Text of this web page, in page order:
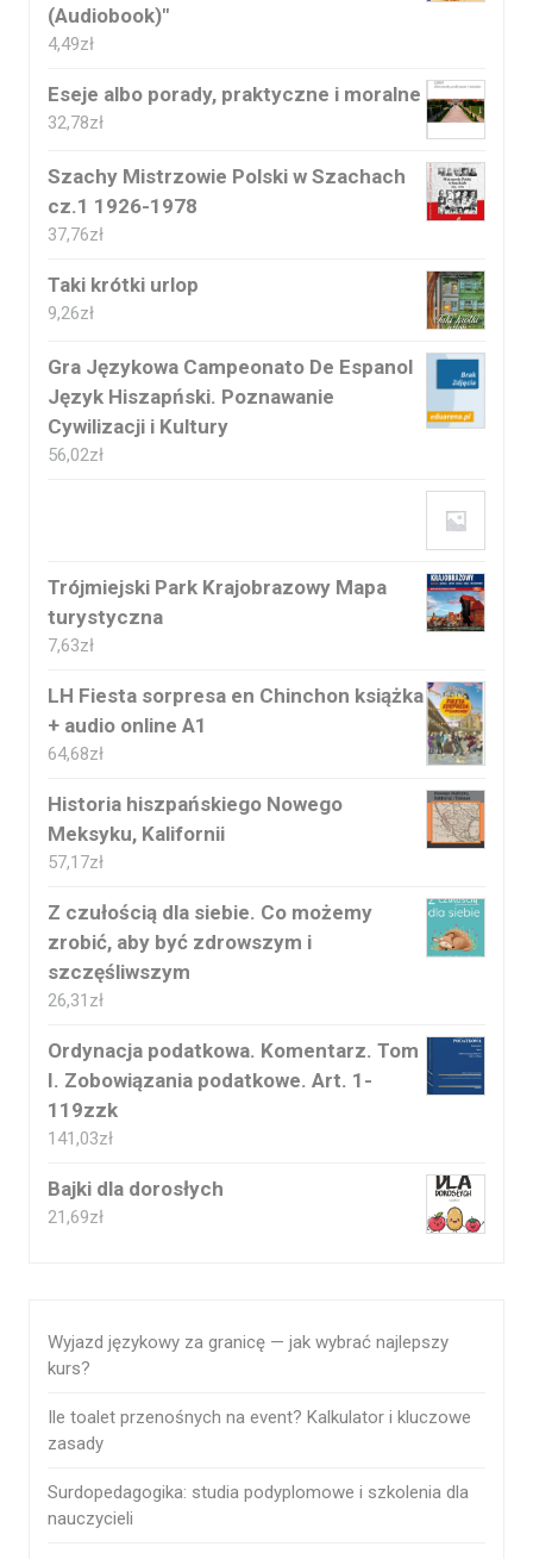
(Audiobook)"
4,49zł
Eseje albo porady, praktyczne i moralne
32,78zł
Szachy Mistrzowie Polski w Szachach
cz.1 1926-1978
37,76zł
Taki krótki urlop
9,26zł
Gra Językowa Campeonato De Espanol
Język Hiszapński. Poznawanie
Cywilizacji i Kultury
56,02zł
Trójmiejski Park Krajobrazowy Mapa
turystyczna
7,63zł
LH Fiesta sorpresa en Chinchon książka
+ audio online A1
64,68zł
Historia hiszpańskiego Nowego
Meksyku, Kalifornii
57,17zł
Z czułością dla siebie. Co możemy
zrobić, aby być zdrowszym i
szczęśliwszym
26,31 zł
Ordynacja podatkowa. Komentarz. Tom
I. Zobowiązania podatkowe. Art. 1-
119zzk
141,03zł
Bajki dla dorosłych
21,69zł
Wyjazd językowy za granicę — jak wybrać najlepszy
kurs?
Ile toalet przenośnych na event? Kalkulator i kluczowe
zasady
Surdopedagogika: studia podyplomowe i szkolenia dla
nauczycieli